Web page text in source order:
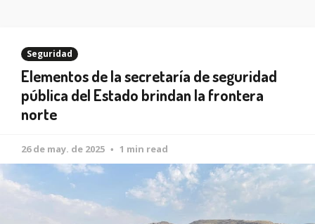
Seguridad
Elementos de la secretaría de seguridad
pública del Estado brindan la frontera
norte
26 de may. de 2025 1 min read